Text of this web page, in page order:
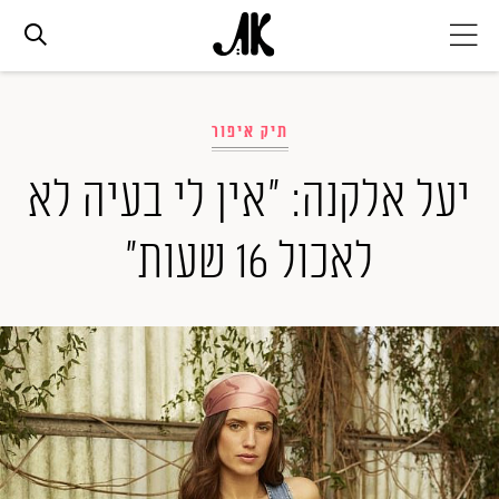
אופנה
ביוטי
סלבס
ערוצים נוספים
המגזין
תיק איפור
יעל אלקנה: "אין לי בעיה לא
לאכול 16 שעות"